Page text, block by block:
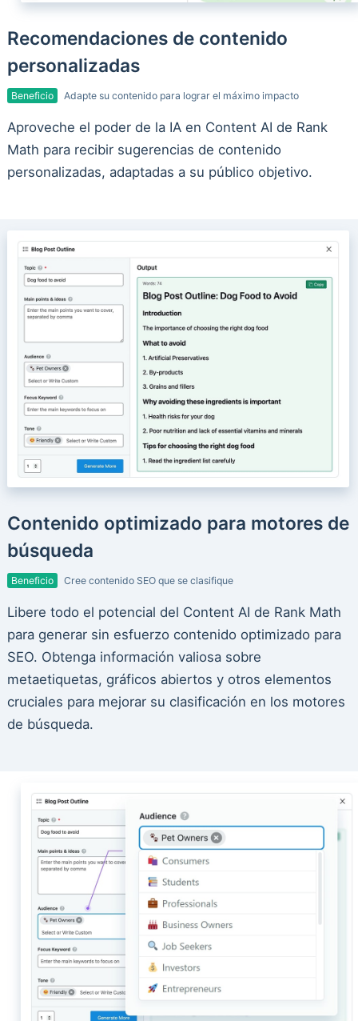
Recomendaciones de contenido
personalizadas
Beneficio Adapte su contenido para lograr el máximo impacto
Aproveche el poder de la IA en Content AI de Rank
Math para recibir sugerencias de contenido
personalizadas, adaptadas a su público objetivo.
Contenido optimizado para motores de
búsqueda
Beneficio Cree contenido SEO que se clasifique
Libere todo el potencial del Content AI de Rank Math
para generar sin esfuerzo contenido optimizado para
SEO. Obtenga información valiosa sobre
metaetiquetas, gráficos abiertos y otros elementos
cruciales para mejorar su clasificación en los motores
de búsqueda.